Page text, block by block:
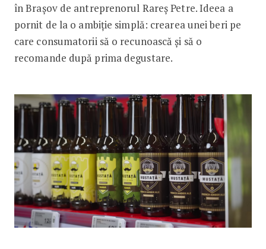
în Brașov de antreprenorul Rareș Petre. Ideea a
pornit de la o ambiție simplă: crearea unei beri pe
care consumatorii să o recunoască și să o
recomande după prima degustare.